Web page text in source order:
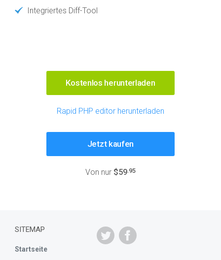
Integriertes Diff-Tool
Kostenlos herunterladen
Rapid PHP editor herunterladen
Jetzt kaufen
Von nur $59.95
SITEMAP
Startseite